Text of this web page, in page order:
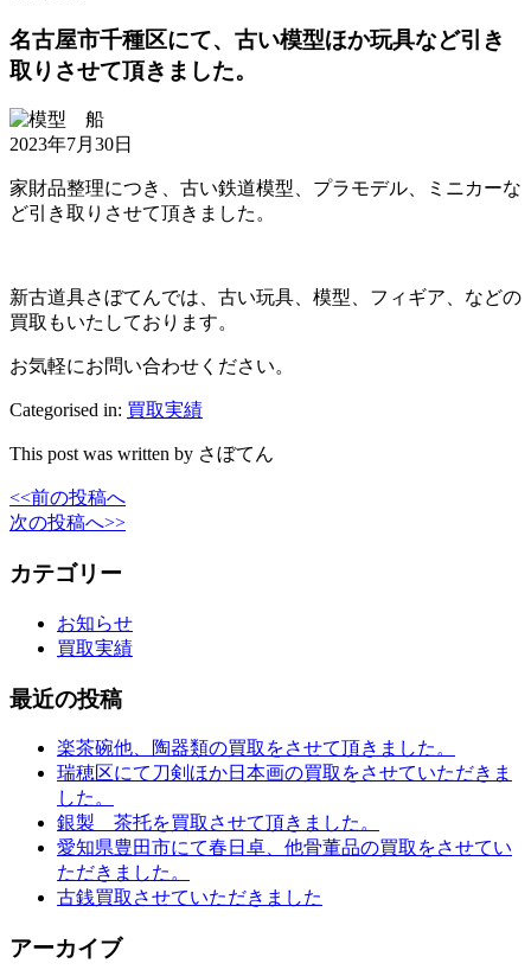
名古屋市千種区にて、古い模型ほか玩具など引き
取りさせて頂きました。
2023年7月30日
家財品整理につき、古い鉄道模型、プラモデル、ミニカーな
ど引き取りさせて頂きました。
新古道具さぼてんでは、古い玩具、模型、フィギア、などの
買取もいたしております。
お気軽にお問い合わせください。
Categorised in: 買取実績
This post was written by さぼてん
<<前の投稿へ
次の投稿へ>>
カテゴリー
お知らせ
買取実績
最近の投稿
楽茶碗他、陶器類の買取をさせて頂きました。
瑞穂区にて刀剣ほか日本画の買取をさせていただきま
した。
銀製 茶托を買取させて頂きました。
愛知県豊田市にて春日卓、他骨董品の買取をさせてい
ただきました。
古銭買取させていただきました
アーカイブ